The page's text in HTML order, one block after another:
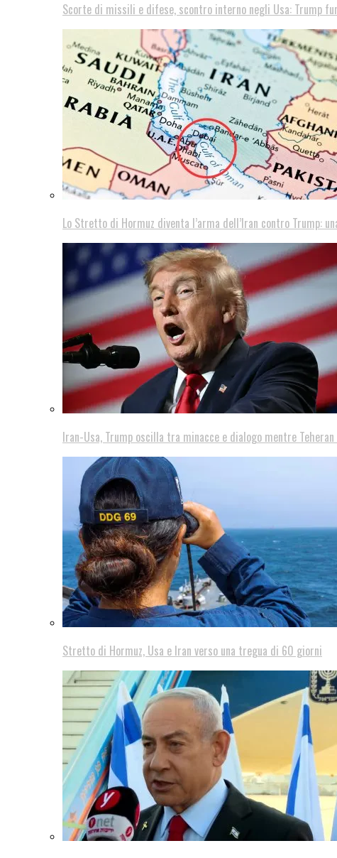
Scorte di missili e difese, scontro interno negli Usa: Trump
Lo Stretto di Hormuz diventa l’arma dell’Iran contro Trump:
Iran-Usa, Trump oscilla tra minacce e dialogo mentre
Stretto di Hormuz, Usa e Iran verso una tregua di 60 giorni